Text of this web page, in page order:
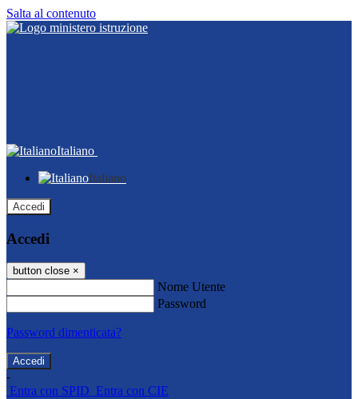
Salta al contenuto
Italiano
Italiano
Accedi
Accedi
button close ×
Nome Utente
Password
Password dimenticata?
-
Entra con SPID Entra con CIE